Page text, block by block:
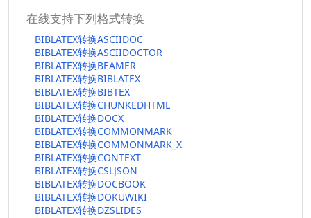
在线支持下列格式转换
BIBLATEX转换ASCIIDOC
BIBLATEX转换ASCIIDOCTOR
BIBLATEX转换BEAMER
BIBLATEX转换BIBLATEX
BIBLATEX转换BIBTEX
BIBLATEX转换CHUNKEDHTML
BIBLATEX转换DOCX
BIBLATEX转换COMMONMARK
BIBLATEX转换COMMONMARK_X
BIBLATEX转换CONTEXT
BIBLATEX转换CSLJSON
BIBLATEX转换DOCBOOK
BIBLATEX转换DOKUWIKI
BIBLATEX转换DZSLIDES